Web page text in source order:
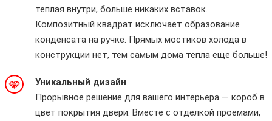
теплая внутри, больше никаких вставок.
Композитный квадрат исключает образование
конденсата на ручке. Прямых мостиков холода в
конструкции нет, тем самым дома тепла еще больше!
Уникальный дизайн
Прорывное решение для вашего интерьера — короб в
цвет покрытия двери. Вместе с отделкой проемами,